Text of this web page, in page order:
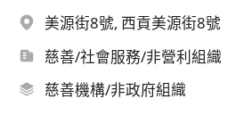
美源街8號, 西貢美源街8號
慈善/社會服務/非營利組織
慈善機構/非政府組織